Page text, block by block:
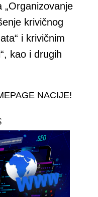
„Organizovanje
krivičnog
i krivičnim
kao i drugih
NACIJE!